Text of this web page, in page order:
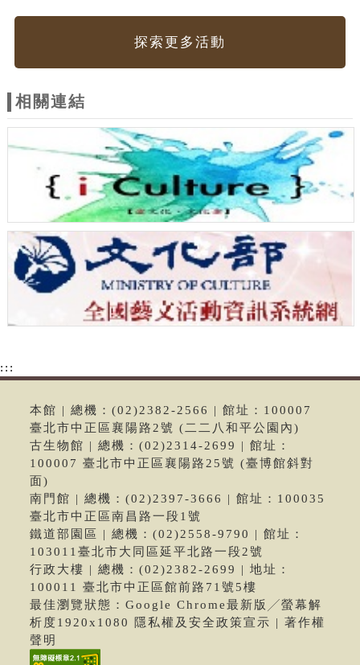
探索更多活動
相關連結
:::
本館 | 總機：(02)2382-2566 | 館址：100007
臺北市中正區襄陽路2號 (二二八和平公園內)
古生物館 | 總機：(02)2314-2699 | 館址：
100007 臺北市中正區襄陽路25號 (臺博館斜對
面)
南門館 | 總機：(02)2397-3666 | 館址：100035
臺北市中正區南昌路一段1號
鐵道部園區 | 總機：(02)2558-9790 | 館址：
103011臺北市大同區延平北路一段2號
行政大樓 | 總機：(02)2382-2699 | 地址：
100011 臺北市中正區館前路71號5樓
最佳瀏覽狀態：Google Chrome最新版╱螢幕解
析度1920x1080 隱私權及安全政策宣示 | 著作權
聲明